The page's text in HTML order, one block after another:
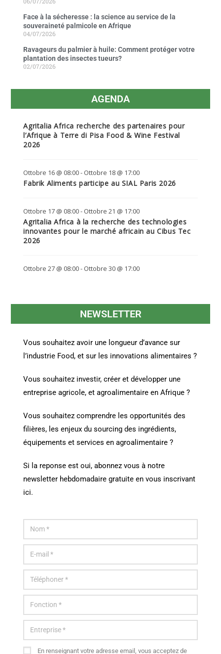
Face à la sécheresse : la science au service de la
souveraineté palmicole en Afrique
04/07/2026
Ravageurs du palmier à huile: Comment protéger votre
plantation des insectes tueurs?
02/07/2026
AGENDA
Agritalia Africa recherche des partenaires pour
l’Afrique à Terre di Pisa Food & Wine Festival
2026
Ottobre 16 @ 08:00- Ottobre 18 @ 17:00
Fabrik Aliments participe au SIAL Paris 2026
Ottobre 17 @ 08:00- Ottobre 21 @ 17:00
Agritalia Africa à la recherche des technologies
innovantes pour le marché africain au Cibus Tec
2026
Ottobre 27 @ 08:00- Ottobre 30 @ 17:00
NEWSLETTER
Vous souhaitez avoir une longueur d’avance sur
l’industrie Food, et sur les innovations alimentaires ?
Vous souhaitez investir, créer et développer une
entreprise agricole, et agroalimentaire en Afrique ?
Vous souhaitez comprendre les opportunités des
filières, les enjeux du sourcing des ingrédients,
équipements et services en agroalimentaire ?
Si la reponse est oui, abonnez vous à notre
newsletter hebdomadaire gratuite en vous inscrivant
ici.
En renseignant votre adresse email, vous acceptez de